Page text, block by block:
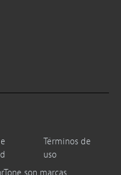
Términos de
uso